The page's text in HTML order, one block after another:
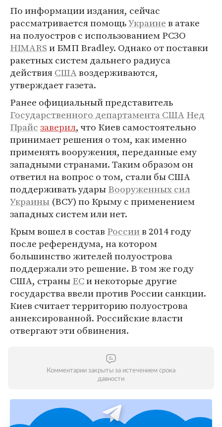
По информации издания, сейчас
рассматривается помощьУкраинев атаке
на полуостров с использованием РСЗО
HIMARSи БМП Bradley. Однако от поставки
ракетных систем дальнего радиуса
действияСШАвоздерживаются,
утверждает газета.
Ранее официальный представитель
Государственного департамента СШАНед
Прайсзаверил, что Киев самостоятельно
принимает решения о том, как именно
применять вооружения, переданные ему
западными странами. Таким образом он
ответил на вопрос о том, стали бы США
поддерживать ударыВооруженных сил
Украины (ВСУ) по Крыму с применением
западных систем или нет.
Крым вошел в состав Россиив 2014 году
после референдума, на котором
большинство жителей полуострова
поддержали это решение. В том же году
США, страныЕСи некоторые другие
государства ввели против России санкции.
Киев считает территорию полуострова
аннексированной. Российские власти
отвергают эти обвинения.
Комментарии закрыты за истечением срока
давности